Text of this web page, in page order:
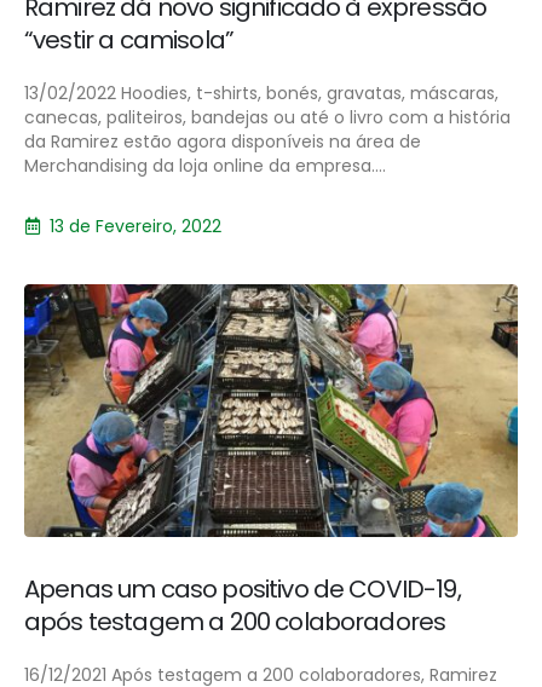
“vestir a camisola”
13/02/2022 Hoodies, t-shirts, bonés, gravatas, máscaras,
canecas, paliteiros, bandejas ou até o livro com a história
da Ramirez estão agora disponíveis na área de
Merchandising da loja online da empresa....
13 de Fevereiro, 2022
Apenas um caso positivo de COVID-19,
após testagem a 200 colaboradores
16/12/2021 Após testagem a 200 colaboradores, Ramirez